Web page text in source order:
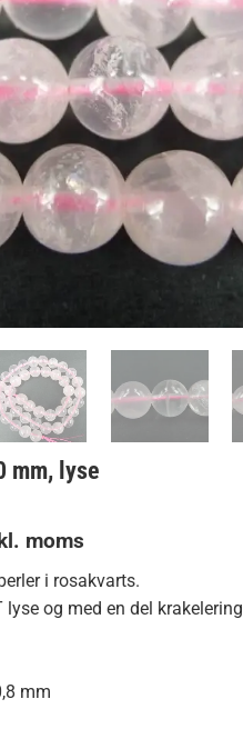
mm, lyse
moms
i rosakvarts.
lyse og med en del
mm